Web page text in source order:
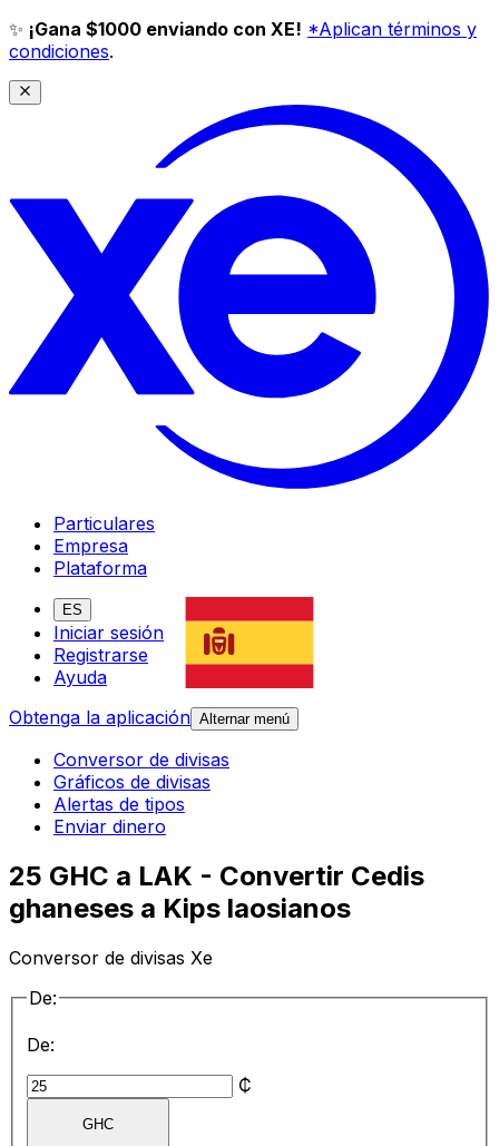
✨ ¡Gana $1000 enviando con XE! *Aplican términos y
condiciones.
Particulares
Empresa
Plataforma
ES
Iniciar sesión
Registrarse
Ayuda
Obtenga la aplicación Alternar menú
Conversor de divisas
Gráficos de divisas
Alertas de tipos
Enviar dinero
25 GHC a LAK - Convertir Cedis
ghaneses a Kips laosianos
Conversor de divisas Xe
De:
De:
₵
GHC